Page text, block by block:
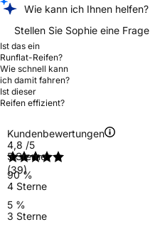
Wie kann ich Ihnen helfen?
Stellen Sie Sophie eine Frage
Ist das ein
Runflat-Reifen?
Wie schnell kann
ich damit fahren?
Ist dieser
Reifen effizient?
Kundenbewertungen
4,8 /5
(39)
5 Sterne
90 %
4 Sterne
5 %
3 Sterne